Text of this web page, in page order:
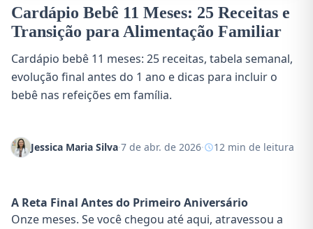
Cardápio Bebê 11 Meses: 25 Receitas e
Transição para Alimentação Familiar
Cardápio bebê 11 meses: 25 receitas, tabela semanal,
evolução final antes do 1 ano e dicas para incluir o
bebê nas refeições em família.
Jessica Maria Silva·7 de abr. de 2026· 12 min de leitura
A Reta Final Antes do Primeiro Aniversário
Onze meses. Se você chegou até aqui, atravessou a